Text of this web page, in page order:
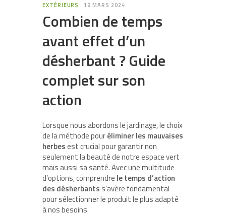
EXTÉRIEURS 19 MARS 2024
Combien de temps
avant effet d’un
désherbant ? Guide
complet sur son
action
Lorsque nous abordons le jardinage, le choix
de la méthode pouréliminer les mauvaises
herbesest crucial pour garantir non
seulement la beauté de notre espace vert
mais aussi sa santé. Avec une multitude
d’options, comprendre le temps d’action
des désherbants s’avère fondamental
pour sélectionner le produit le plus adapté
à nos besoins.